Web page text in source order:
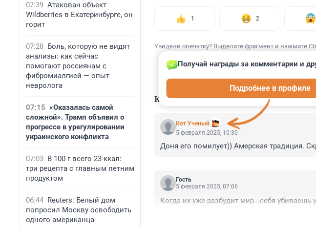
07:39 Атакован объект
Wildberries в Екатеринбурге, он
горит
07:28 Боль, которую не видят
анализы: как сейчас
помогают россиянам с
фибромиалгией — опыт
невролога
07:15 «Оказалась самой
сложной». Трамп объявил о
прогрессе в урегулировании
украинского конфликта
07:03 В 100 г всего 23 ккал:
три рецепта с главным летним
продуктом
06:44 Reuters: Белый дом
попросил Москву освободить
одного американца
1 2
Увидели опечатку? Выделите фрагмент и нажмите
КОММЕНТАРИИ 13
Кот Ученый
Получай награды за комментарии и
Подробнее в профиле
5 февраля 2025, 10:30
Доня его помилует)) Амерская традиция.
Гость
5 февраля 2025, 07:06
Когда их уже разбудит мир...себя убиваешь